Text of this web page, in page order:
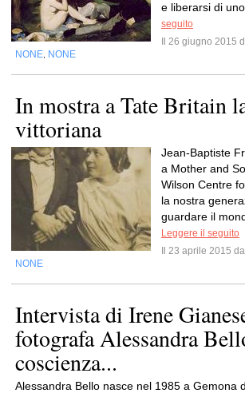
e liberarsi di
seguito
Il 26 giugno 2015
NONE NONE
In mostra a Tate Britain
vittoriana
Jean-Baptiste
a Mother and
Wilson Centre
la nostra
guardare il
Leggere il seguito
Il 23 aprile 2015 da
NONE
Intervista di Irene
fotografa Alessandra
coscienza...
Alessandra Bello nasce nel 1985 a Gemona